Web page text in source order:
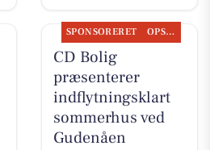
SPONSORERET OPSLAGSTAVLEN
CD Bolig
præsenterer
indflytningsklart
sommerhus ved
Gudenåen